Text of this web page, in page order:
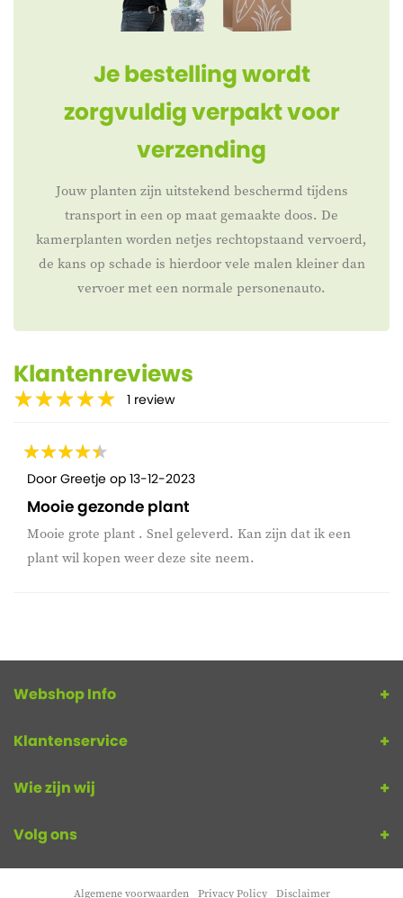
Je bestelling wordt
zorgvuldig verpakt voor
verzending
Jouw planten zijn uitstekend beschermd tijdens
transport in een op maat gemaakte doos. De
kamerplanten worden netjes rechtopstaand vervoerd,
de kans op schade is hierdoor vele malen kleiner dan
vervoer met een normale personenauto.
Klantenreviews
1 review
Door Greetje op 13-12-2023
Mooie gezonde plant
Mooie grote plant . Snel geleverd. Kan zijn dat ik een
plant wil kopen weer deze site neem.
Webshop Info
Klantenservice
Wie zijn wij
Volg ons
Algemene voorwaarden Privacy Policy Disclaimer